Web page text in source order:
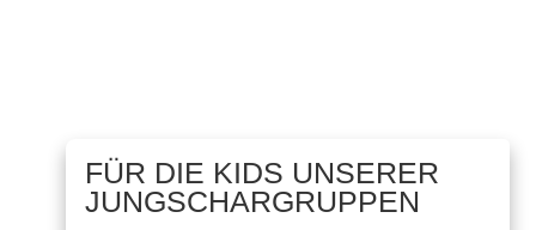
FÜR DIE KIDS UNSERER
JUNGSCHARGRUPPEN